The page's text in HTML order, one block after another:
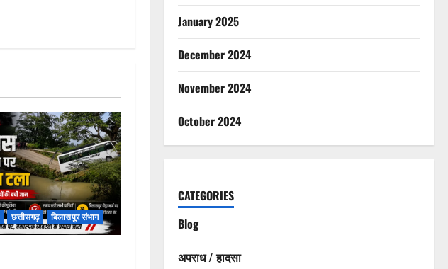
छत्तीसगढ़ बिलासपुर संभाग
January 2025
December 2024
November 2024
October 2024
CATEGORIES
Blog
अपराध / हादसा